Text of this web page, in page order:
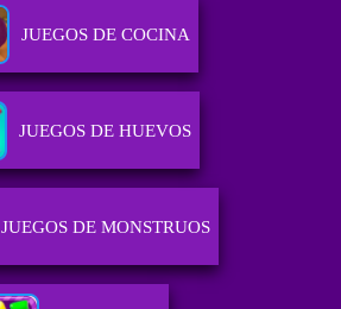
JUEGOS DE COCINA
JUEGOS DE HUEVOS
JUEGOS DE MONSTRUOS